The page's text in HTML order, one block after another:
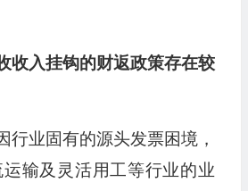
收入挂钩的财返政策存在较
行业固有的源头发票困境，
输及灵活用工等行业的业